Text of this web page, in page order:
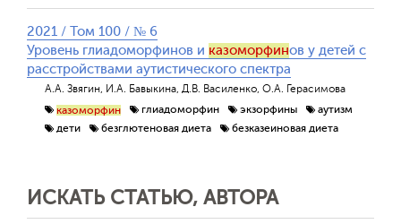
2021 / Том 100 / № 6
Уровень глиадоморфинов и казоморфинов у детей с
расстройствами аутистического спектра
А.А. Звягин, И.А. Бавыкина, Д.В. Василенко, О.А. Герасимова
казоморфин
глиадоморфин экзорфины
аутизм
дети
безглютеновая диета безказеиновая диета
ИСКАТЬ СТАТЬЮ, АВТОРА